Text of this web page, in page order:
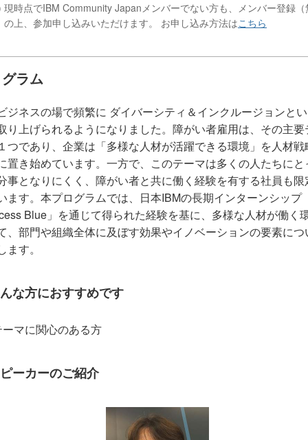
現時点でIBM Community Japanメンバーでない方も、メンバー登録（
の上、参加申し込みいただけます。 お申し込み方法はこちら
ラム
ジネスの場で頻繁に ダイバーシティ＆インクルージョンと
り上げられるようになりました。障がい者雇用は、その主要
つであり、企業は「多様な人材が活躍できる環境」を人材戦
置き始めています。一方で、このテーマは多くの人たちにと
事となりにくく、障がい者と共に働く経験を有する社員も限
ます。本プログラムでは、日本IBMの長期インターンシップ
Blue」を通じて得られた経験を基に、多様な人材が働く
、部門や組織全体に及ぼす効果やイノベーションの要素につ
ます。
な方におすすめです
マに関心のある方
ーカーのご紹介